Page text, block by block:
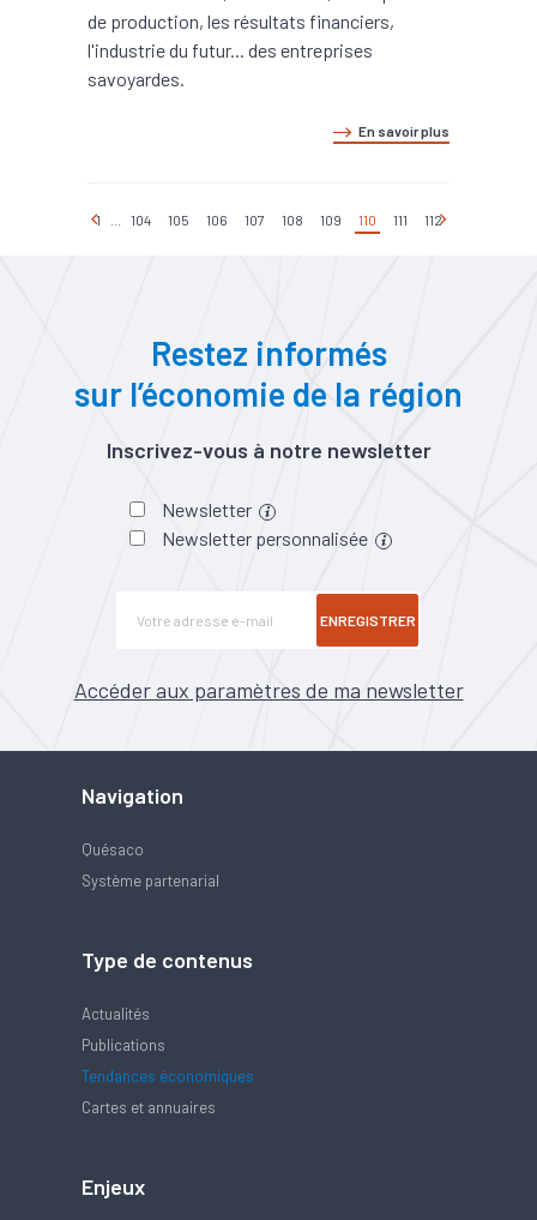
de production, les résultats financiers,
l'industrie du futur... des entreprises
savoyardes.
En savoir plus
1 104 105 106 107 108 109 110 111 112
Restez informés
sur l’économie de la région
Inscrivez-vous à notre newsletter
Newsletter
Newsletter personnalisée
ENREGISTRER
Accéder aux paramètres de ma newsletter
Navigation
Quésaco
Système partenarial
Type de contenus
Actualités
Publications
Tendances économiques
Cartes et annuaires
Enjeux